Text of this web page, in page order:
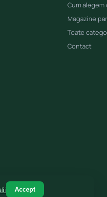
Cum
Magazine
Toate
Contact
Accept